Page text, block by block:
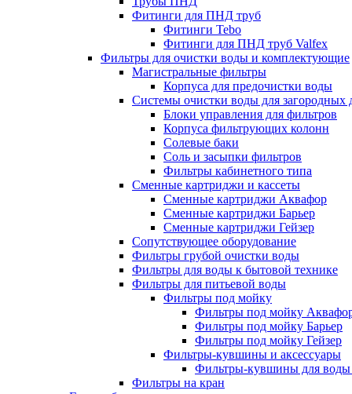
Фитинги для ПНД труб
Фитинги Tebo
Фитинги для ПНД труб Valfex
Фильтры для очистки воды и комплектующие
Магистральные фильтры
Корпуса для предочистки воды
Системы очистки воды для загородных
Блоки управления для фильтров
Корпуса фильтрующих колонн
Солевые баки
Соль и засыпки фильтров
Фильтры кабинетного типа
Сменные картриджи и кассеты
Сменные картриджи Аквафор
Сменные картриджи Барьер
Сменные картриджи Гейзер
Сопутствующее оборудование
Фильтры грубой очистки воды
Фильтры для воды к бытовой технике
Фильтры для питьевой воды
Фильтры под мойку
Фильтры под мойку
Фильтры под мойку Барьер
Фильтры под мойку Гейзер
Фильтры-кувшины и аксессуары
Фильтры-кувшины для
Фильтры на кран